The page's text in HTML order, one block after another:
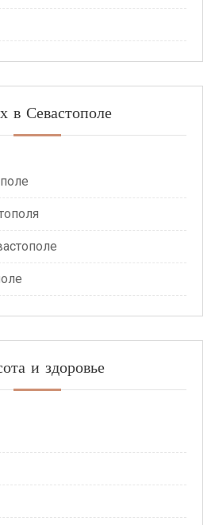
в Севастополе
и здоровье